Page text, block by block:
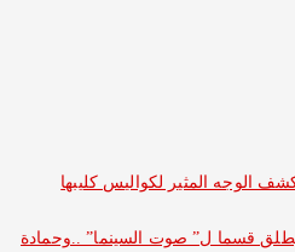
لكواليس كليبها
صوت السينما” ..وحمادة